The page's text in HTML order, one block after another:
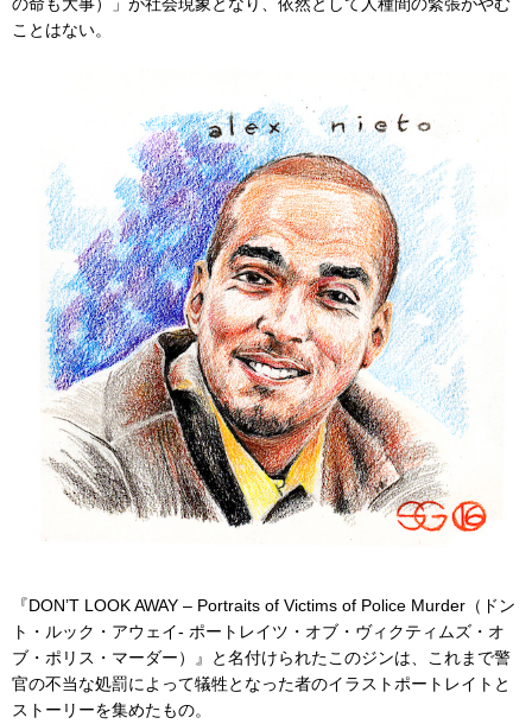
ことはない。
『DON’T LOOK AWAY – Portraits of Victims of Police Murder（ドン
ト・ルック・アウェイ- ポートレイツ・オブ・ヴィクティムズ・オ
ブ・ポリス・マーダー）』と名付けられたこのジンは、これまで警
官の不当な処罰によって犠牲となった者のイラストポートレイトと
ストーリーを集めたもの。